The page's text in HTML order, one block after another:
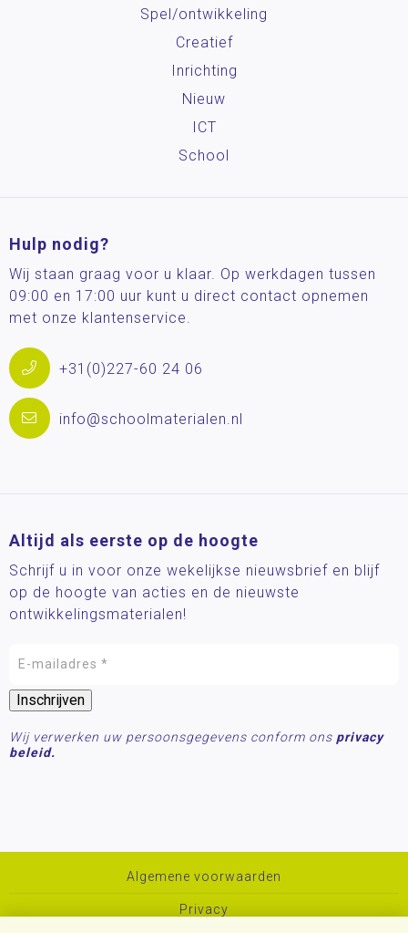
Kunstzinnige vormingSpel/ontwikkeling
Creatief
Inrichting
Nieuw
ICT
School
Hulp nodig?
Wij staan graag voor u klaar. Op werkdagen tussen
09:00 en 17:00 uur kunt u direct contact opnemen
met onze klantenservice.
+31(0)227-60 24 06
info@schoolmaterialen.nl
Altijd als eerste op de hoogte
Schrijf u in voor onze wekelijkse nieuwsbrief en blijf
op de hoogte van acties en de nieuwste
ontwikkelingsmaterialen!
Wij verwerken uw persoonsgegevens conform ons privacy
beleid.
Algemene voorwaarden
Privacy